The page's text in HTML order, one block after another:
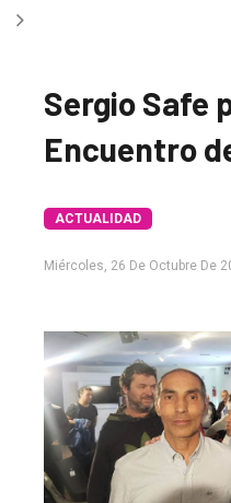
El
Balcarce
Inicio
Tendencia
Sergio Safe
Encuentro
ACTUALIDAD
Miércoles, 26 De Octubre De